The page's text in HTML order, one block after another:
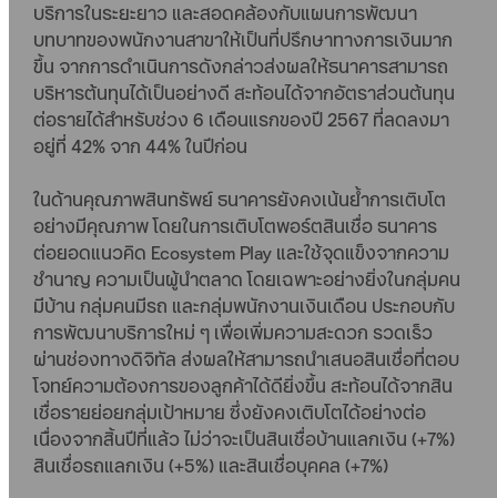
บริการในระยะยาว และสอดคล้องกับแผนการพัฒนา
บทบาทของพนักงานสาขาให้เป็นที่ปรึกษาทางการเงินมาก
ขึ้น จากการดำเนินการดังกล่าวส่งผลให้ธนาคารสามารถ
บริหารต้นทุนได้เป็นอย่างดี สะท้อนได้จากอัตราส่วนต้นทุน
ต่อรายได้สำหรับช่วง 6 เดือนแรกของปี 2567 ที่ลดลงมา
อยู่ที่ 42% จาก 44% ในปีก่อน
ในด้านคุณภาพสินทรัพย์ ธนาคารยังคงเน้นย้ำการเติบโต
อย่างมีคุณภาพ โดยในการเติบโตพอร์ตสินเชื่อ ธนาคาร
ต่อยอดแนวคิด Ecosystem Play และใช้จุดแข็งจากความ
ชำนาญ ความเป็นผู้นำตลาด โดยเฉพาะอย่างยิ่งในกลุ่มคน
มีบ้าน กลุ่มคนมีรถ และกลุ่มพนักงานเงินเดือน ประกอบกับ
การพัฒนาบริการใหม่ ๆ เพื่อเพิ่มความสะดวก รวดเร็ว
ผ่านช่องทางดิจิทัล ส่งผลให้สามารถนำเสนอสินเชื่อที่ตอบ
โจทย์ความต้องการของลูกค้าได้ดียิ่งขึ้น สะท้อนได้จากสิน
เชื่อรายย่อยกลุ่มเป้าหมาย ซึ่งยังคงเติบโตได้อย่างต่อ
เนื่องจากสิ้นปีที่แล้ว ไม่ว่าจะเป็นสินเชื่อบ้านแลกเงิน (+7%)
สินเชื่อรถแลกเงิน (+5%) และสินเชื่อบุคคล (+7%)